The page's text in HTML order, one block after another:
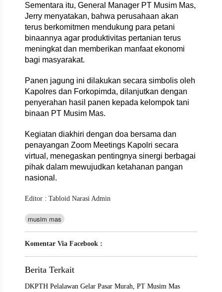
Sementara itu, General Manager PT Musim Mas,
Jerry menyatakan, bahwa perusahaan akan
terus berkomitmen mendukung para petani
binaannya agar produktivitas pertanian terus
meningkat dan memberikan manfaat ekonomi
bagi masyarakat.
Panen jagung ini dilakukan secara simbolis oleh
Kapolres dan Forkopimda, dilanjutkan dengan
penyerahan hasil panen kepada kelompok tani
binaan PT Musim Mas.
Kegiatan diakhiri dengan doa bersama dan
penayangan Zoom Meetings Kapolri secara
virtual, menegaskan pentingnya sinergi berbagai
pihak dalam mewujudkan ketahanan pangan
nasional.
Editor : Tabloid Narasi Admin
musim mas
Komentar Via Facebook :
Berita Terkait
DKPTH Pelalawan Gelar Pasar Murah, PT Musim Mas